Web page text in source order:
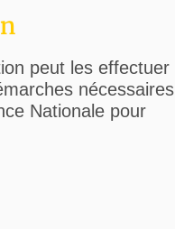
peut les effectuer
nécessaires
Nationale pour